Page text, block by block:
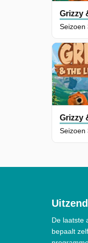
Grizzy
Grizzy
De laatste
bepaalt